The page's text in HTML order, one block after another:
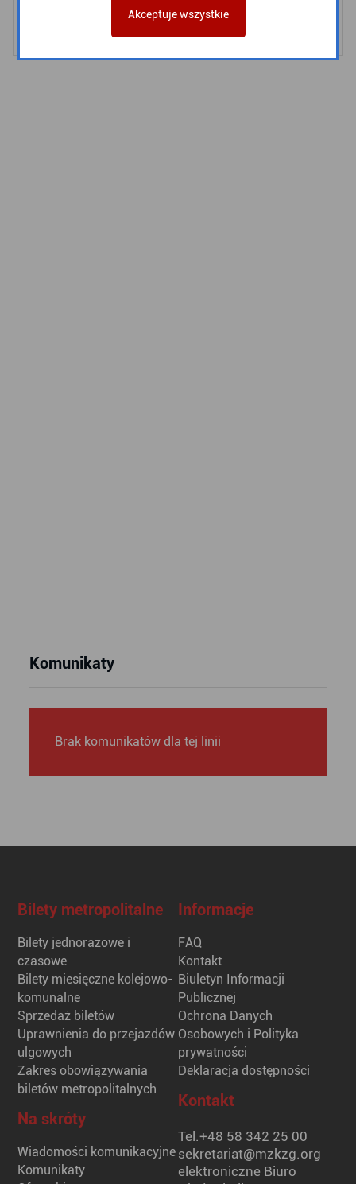
Komunikaty
Brak komunikatów dla tej linii
Bilety metropolitalne
Bilety jednorazowe i
czasowe
Bilety miesięczne kolejowo-
komunalne
Sprzedaż biletów
Uprawnienia do przejazdów
ulgowych
Zakres obowiązywania
biletów metropolitalnych
Na skróty
Wiadomości komunikacyjne
Komunikaty
Informacje
FAQ
Kontakt
Biuletyn Informacji
Publicznej
Ochrona Danych
Osobowych i Polityka
prywatności
Deklaracja dostępności
Kontakt
Tel.+48 58 342 25 00
sekretariat@mzkzg.org
elektroniczne Biuro
Akceptuje wszystkie